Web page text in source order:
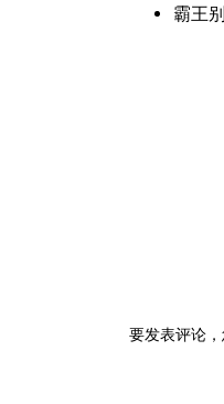
霸王
要发表评论